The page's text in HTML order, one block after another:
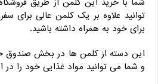
توانید علاوه بر یک کلمن عالی برای
برای خود به همراه داشته باشید.
این دسته از کلمن ها در بخش صندوق
و شما می توانید مواد غذایی خود را در